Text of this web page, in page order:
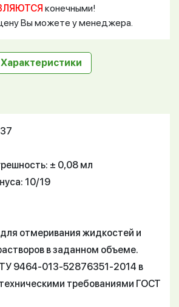
конечными!
Вы можете у менеджера.
Характеристики
± 0,08 мл
10/19
отмеривания жидкостей и
в заданном объеме.
ТУ 9464-013-52876351-2014 в
требованиями ГОСТ